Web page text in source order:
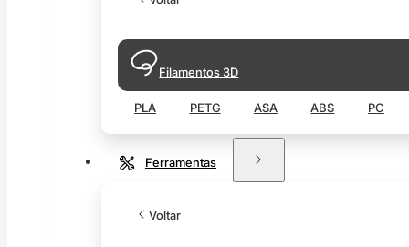
Filamentos 3D
PLA PETG ASA ABS PC
Ferramentas
Voltar